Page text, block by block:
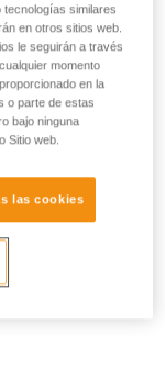
similares
en otros sitios web.
le seguirán a través
momento
en la
o parte de estas
bajo ninguna
Sitio web.
las cookies